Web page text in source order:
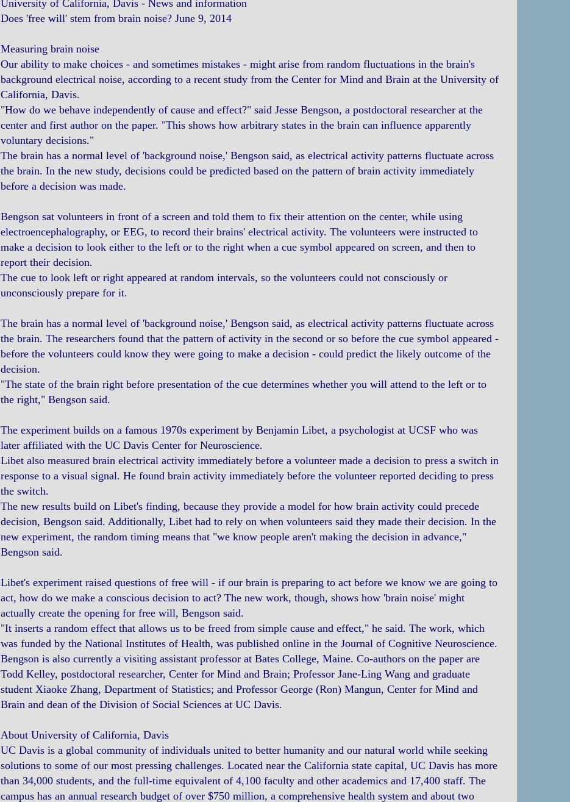
University of California, Davis - News and information
Does 'free will' stem from brain noise? June 9, 2014
Measuring brain noise
Our ability to make choices - and sometimes mistakes - might arise from random fluctuations in the brain's
background electrical noise, according to a recent study from the Center for Mind and Brain at the University of
California, Davis.
"How do we behave independently of cause and effect?" said Jesse Bengson, a postdoctoral researcher at the
center and first author on the paper. "This shows how arbitrary states in the brain can influence apparently
voluntary decisions."
The brain has a normal level of 'background noise,' Bengson said, as electrical activity patterns fluctuate across
the brain. In the new study, decisions could be predicted based on the pattern of brain activity immediately
before a decision was made.
Bengson sat volunteers in front of a screen and told them to fix their attention on the center, while using
electroencephalography, or EEG, to record their brains' electrical activity. The volunteers were instructed to
make a decision to look either to the left or to the right when a cue symbol appeared on screen, and then to
report their decision.
The cue to look left or right appeared at random intervals, so the volunteers could not consciously or
unconsciously prepare for it.
The brain has a normal level of 'background noise,' Bengson said, as electrical activity patterns fluctuate across
the brain. The researchers found that the pattern of activity in the second or so before the cue symbol appeared -
before the volunteers could know they were going to make a decision - could predict the likely outcome of the
decision.
"The state of the brain right before presentation of the cue determines whether you will attend to the left or to
the right," Bengson said.
The experiment builds on a famous 1970s experiment by Benjamin Libet, a psychologist at UCSF who was
later affiliated with the UC Davis Center for Neuroscience.
Libet also measured brain electrical activity immediately before a volunteer made a decision to press a switch in
response to a visual signal. He found brain activity immediately before the volunteer reported deciding to press
the switch.
The new results build on Libet's finding, because they provide a model for how brain activity could precede
decision, Bengson said. Additionally, Libet had to rely on when volunteers said they made their decision. In the
new experiment, the random timing means that "we know people aren't making the decision in advance,"
Bengson said.
Libet's experiment raised questions of free will - if our brain is preparing to act before we know we are going to
act, how do we make a conscious decision to act? The new work, though, shows how 'brain noise' might
actually create the opening for free will, Bengson said.
"It inserts a random effect that allows us to be freed from simple cause and effect," he said. The work, which
was funded by the National Institutes of Health, was published online in the Journal of Cognitive Neuroscience.
Bengson is also currently a visiting assistant professor at Bates College, Maine. Co-authors on the paper are
Todd Kelley, postdoctoral researcher, Center for Mind and Brain; Professor Jane-Ling Wang and graduate
student Xiaoke Zhang, Department of Statistics; and Professor George (Ron) Mangun, Center for Mind and
Brain and dean of the Division of Social Sciences at UC Davis.
About University of California, Davis
UC Davis is a global community of individuals united to better humanity and our natural world while seeking
solutions to some of our most pressing challenges. Located near the California state capital, UC Davis has more
than 34,000 students, and the full-time equivalent of 4,100 faculty and other academics and 17,400 staff. The
campus has an annual research budget of over $750 million, a comprehensive health system and about two